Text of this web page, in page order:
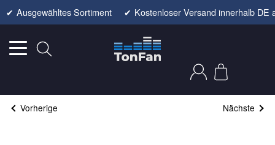
✔ Ausgewähltes Sortiment ✔ Kostenloser Versand innerhalb DE
Vorherige Nächste